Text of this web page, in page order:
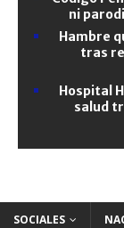
ni
Hambre
tras
Hospital
salud
SOCIALES